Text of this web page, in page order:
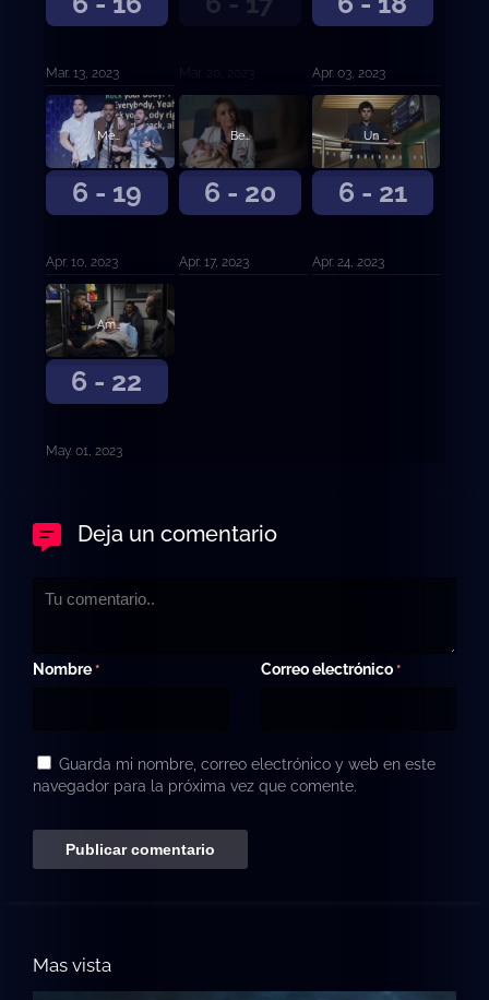
Mar. 13, 2023 Apr. 03, 2023
6 - 19
Medidas a medias.
Apr. 10, 2023
6 - 20
Bendecido.
Apr. 17, 2023
6 - 21
Un hermoso día.
Apr. 24, 2023
6 - 22
Amor y trabajo.
May. 01, 2023
Deja un comentario
Nombre * Correo electrónico *
Guarda mi nombre, correo electrónico y web en este
navegador para la próxima vez que comente.
Mas vista